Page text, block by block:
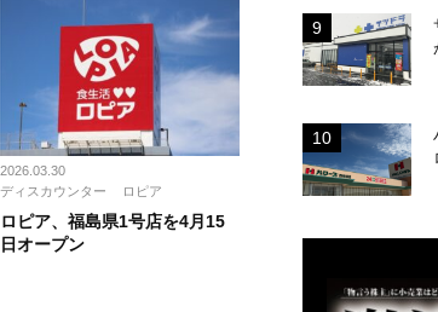
2026.03.30
ディスカウンター
ロピア
ロピア、福島県1号店を4月15
日オープン